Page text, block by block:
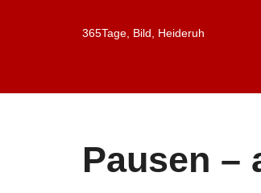
365Tage Bild Heideruh
Pausen –